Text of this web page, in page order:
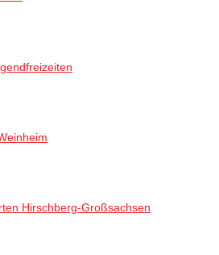
Hirschberg-Großsachsen